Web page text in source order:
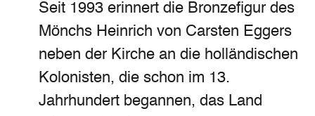
Seit 1993 erinnert die Bronzefigur des
Mönchs Heinrich von Carsten Eggers
neben der Kirche an die holländischen
Kolonisten, die schon im 13.
Jahrhundert begannen, das Land